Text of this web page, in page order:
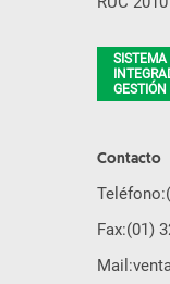
SISTEMA
GESTIÓN
Contacto
Teléfono:
Fax:(01)
Mail: